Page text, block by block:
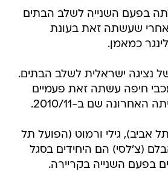
בפעם השנייה לשלב הבתים
שעשתה זאת בעונת
נציגה ישראלית לשלב הבתים.
חיפה עשתה זאת פעמיים
האחרונה שם ב-2010/11.
אביב), גילי ורמוט (הפועל תל
(צ'לסי) הם היחידים בסגל
בפעם השנייה בקריירה.